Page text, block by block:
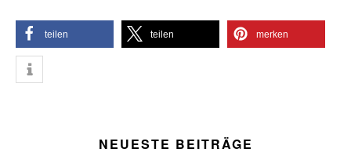
teilen teilen merken
NEUESTE BEITRÄGE